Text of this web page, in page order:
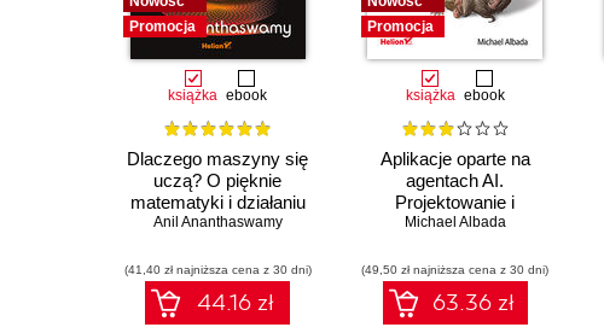
Promocja
książka ebook
Dlaczego maszyny się
uczą? O pięknie
matematyki i działaniu
współczesnej sztucznej
Anil Ananthaswamy
(41,40 zł najniższa cena z 30 dni)
44.16 zł
Promocja
książka ebook
Aplikacje oparte na
agentach AI.
Projektowanie i
wdrażanie systemów
Michael Albada
(49,50 zł najniższa cena z 30 dni)
63.36 zł